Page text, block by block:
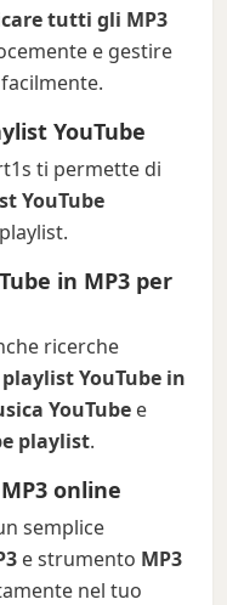
tutti gli MP3
e gestire
YouTube
ti permette di
YouTube
in MP3 per
ricerche
YouTube in
YouTube e
playlist.
online
semplice
e strumento MP3
nel tuo